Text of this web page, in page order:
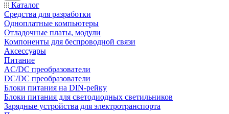
Каталог
Средства для разработки
Одноплатные компьютеры
Отладочные платы, модули
Компоненты для беспроводной связи
Аксессуары
Питание
AC/DC преобразователи
DC/DC преобразователи
Блоки питания на DIN-рейку
Блоки питания для светодиодных светильников
Зарядные устройства для электротранспорта